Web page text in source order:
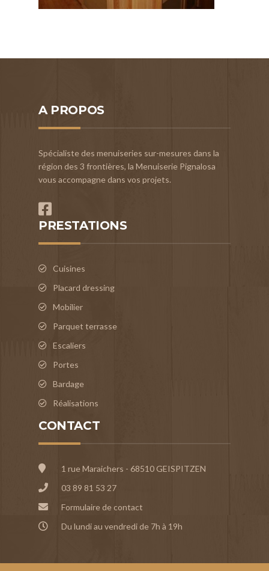
A PROPOS
Spécialiste des menuiseries sur-mesures dans la
région des 3 frontières, la Menuiserie Pignalosa
vous accompagne dans vos projets.
PRESTATIONS
Cuisines
Placard dressing
Mobilier
Parquet terrasse
Escaliers
Portes
Bardage
Réalisations
CONTACT
1 rue Maraichers - 68510 GEISPITZEN
03 89 81 53 27
Formulaire de contact
Du lundi au vendredi de 7h à 19h